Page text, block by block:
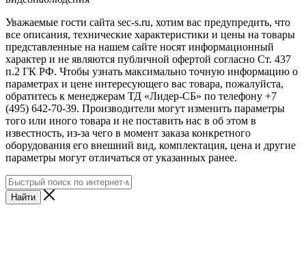
Уважаемые гости сайта sec-s.ru, хотим вас предупредить, что
все описания, технические характеристики и цены на товары
представленные на нашем сайте носят информационный
характер и не являются публичной офертой согласно Ст. 437
п.2 ГК РФ. Чтобы узнать максимально точную информацию о
параметрах и цене интересующего вас товара, пожалуйста,
обратитесь к менеджерам ТД «Лидер-СБ» по телефону +7
(495) 642-70-39. Производители могут изменить параметры
того или иного товара и не поставить нас в об этом в
известность, из-за чего в момент заказа конкретного
оборудования его внешний вид, комплектация, цена и другие
параметры могут отличаться от указанных ранее.
Найти